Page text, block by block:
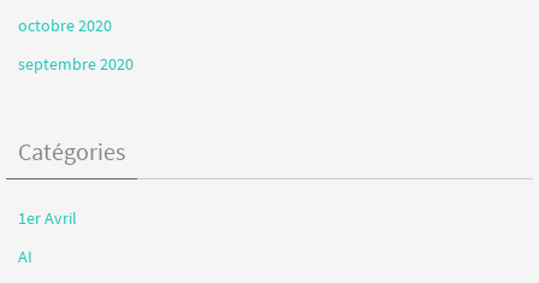
octobre 2020
septembre 2020
Catégories
1er Avril
AI